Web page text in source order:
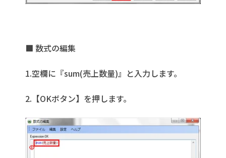
■ 数式の編集
1.空欄に『sum(売上数量)』と入力します。
2.【OKボタン】を押します。